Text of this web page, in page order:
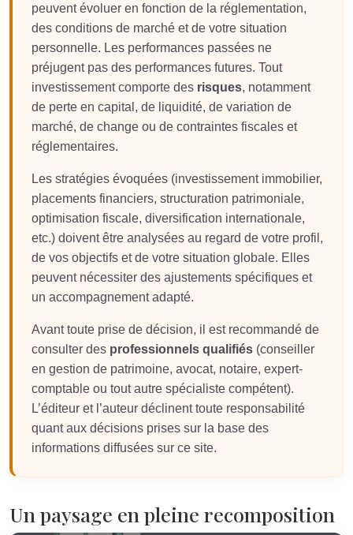
peuvent évoluer en fonction de la réglementation,
des conditions de marché et de votre situation
personnelle. Les performances passées ne
préjugent pas des performances futures. Tout
investissement comporte des risques, notamment
de perte en capital, de liquidité, de variation de
marché, de change ou de contraintes fiscales et
réglementaires.
Les stratégies évoquées (investissement immobilier,
placements financiers, structuration patrimoniale,
optimisation fiscale, diversification internationale,
etc.) doivent être analysées au regard de votre profil,
de vos objectifs et de votre situation globale. Elles
peuvent nécessiter des ajustements spécifiques et
un accompagnement adapté.
Avant toute prise de décision, il est recommandé de
consulter des professionnels qualifiés (conseiller
en gestion de patrimoine, avocat, notaire, expert-
comptable ou tout autre spécialiste compétent).
L’éditeur et l’auteur déclinent toute responsabilité
quant aux décisions prises sur la base des
informations diffusées sur ce site.
Un paysage en pleine recomposition